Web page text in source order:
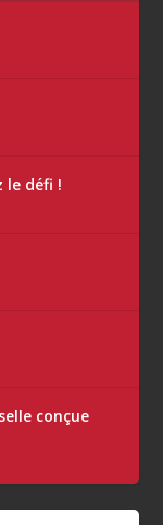
le défi !
conçue